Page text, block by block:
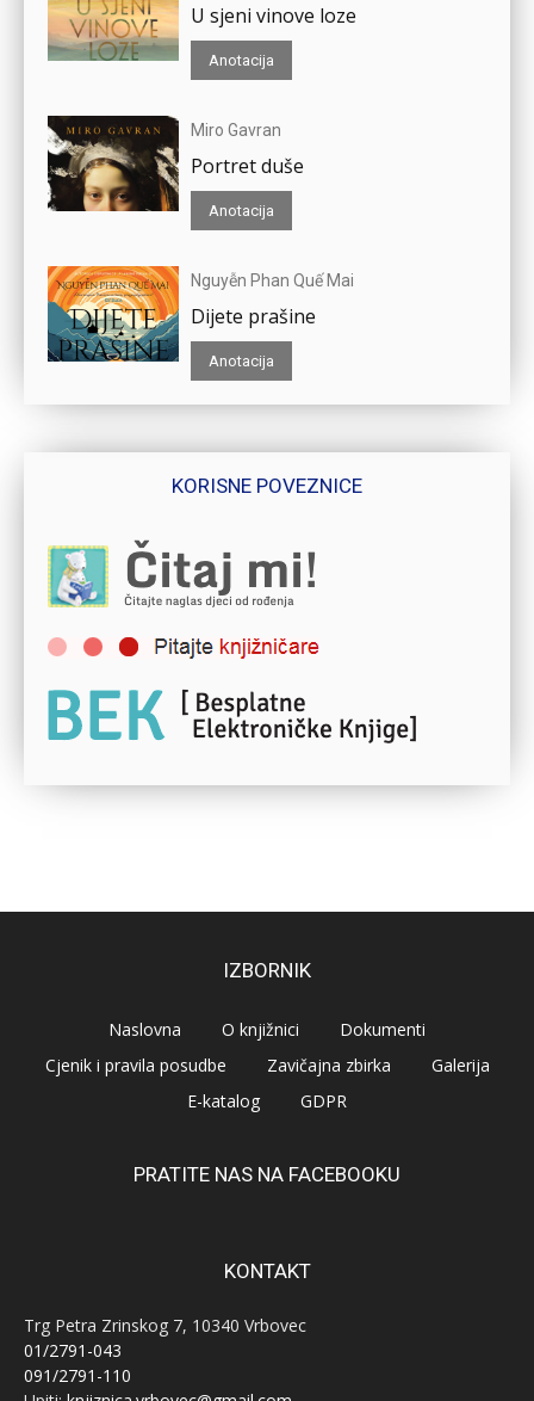
U sjeni vinove loze
Anotacija
Miro Gavran
Portret duše
Anotacija
Nguyễn Phan Quế Mai
Dijete prašine
Anotacija
KORISNE POVEZNICE
IZBORNIK
Naslovna O knjižnici
Dokumenti
Cjenik i pravila posudbe
Zavičajna zbirka
Galerija
E-katalog
GDPR
PRATITE NAS NA FACEBOOKU
KONTAKT
Trg Petra Zrinskog 7, 10340 Vrbovec
01/2791-043
091/2791-110